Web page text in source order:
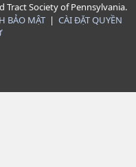
Tract Society of Pennsylvania.
BẢO MẬT| CÀI ĐẶT QUYỀN